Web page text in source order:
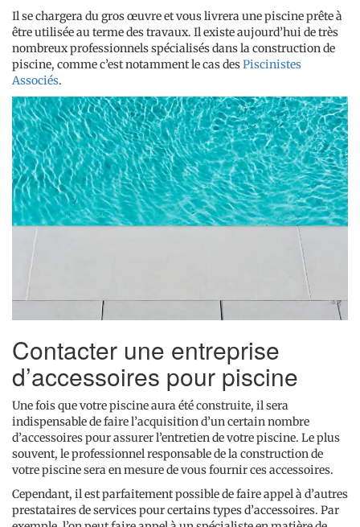
Il se chargera du gros œuvre et vous livrera une piscine prête à
être utilisée au terme des travaux. Il existe aujourd’hui de très
nombreux professionnels spécialisés dans la construction de
piscine, comme c’est notamment le cas desPiscinistes
Associés.
Contacter une entreprise
d’accessoires pour piscine
Une fois que votre piscine aura été construite, il sera
indispensable de faire l’acquisition d’un certain nombre
d’accessoires pour assurer l’entretien de votre piscine. Le plus
souvent, le professionnel responsable de la construction de
votre piscine sera en mesure de vous fournir ces accessoires.
Cependant, il est parfaitement possible de faire appel à d’autres
prestataires de services pour certains types d’accessoires. Par